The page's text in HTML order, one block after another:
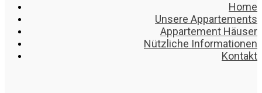
Home
Unsere Appartements
Appartement Häuser
Nützliche Informationen
Kontakt